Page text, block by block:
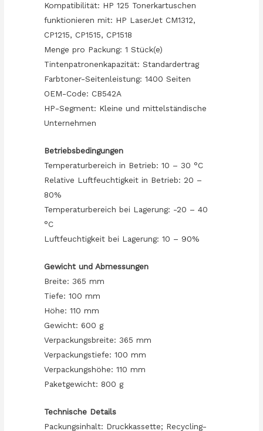
Kompatibilität: HP 125 Tonerkartuschen
funktionieren mit: HP LaserJet CM1312,
CP1215, CP1515, CP1518
Menge pro Packung: 1 Stück(e)
Tintenpatronenkapazität: Standardertrag
Farbtoner-Seitenleistung: 1400 Seiten
OEM-Code: CB542A
HP-Segment: Kleine und mittelständische
Unternehmen
Betriebsbedingungen
Temperaturbereich in Betrieb: 10 – 30 °C
Relative Luftfeuchtigkeit in Betrieb: 20 –
80%
Temperaturbereich bei Lagerung: -20 – 40
°C
Luftfeuchtigkeit bei Lagerung: 10 – 90%
Gewicht und Abmessungen
Breite: 365 mm
Tiefe: 100 mm
Höhe: 110 mm
Gewicht: 600 g
Verpackungsbreite: 365 mm
Verpackungstiefe: 100 mm
Verpackungshöhe: 110 mm
Paketgewicht: 800 g
Technische Details
Packungsinhalt: Druckkassette; Recycling-